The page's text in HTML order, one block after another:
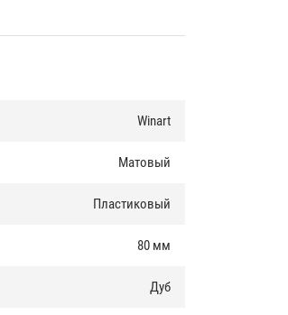
Winart
Матовый
Пластиковый
80 мм
Дуб